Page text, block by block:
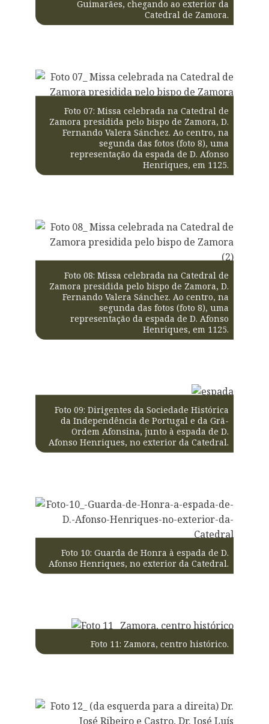
Guimarães, chegando ao exterior da
Catedral de Zamora.
Foto 07: Missa celebrada na Catedral de
Zamora presidida pelo bispo de Zamora, D.
Fernando Valera Sánchez. Ao centro, na
segunda das fotos (foto 8), uma
representação da espada de D. Afonso
Henriques, em 1125.
Foto 08: Missa celebrada na Catedral de
Zamora presidida pelo bispo de Zamora, D.
Fernando Valera Sánchez. Ao centro, na
segunda das fotos (foto 8), uma
representação da espada de D. Afonso
Henriques, em 1125.
Foto 09: Dirigentes da Sociedade Histórica
da Independência de Portugal e da Grã-
Ordem Afonsina, junto à espada de D.
Afonso Henriques, no exterior da Catedral.
Foto 10: Guarda de Honra à espada de D.
Afonso Henriques, no exterior da Catedral.
Foto 11: Zamora, centro histórico.